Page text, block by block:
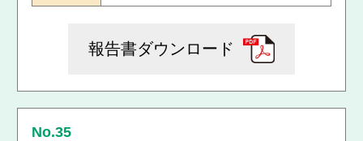
報告書ダウンロード
No.35